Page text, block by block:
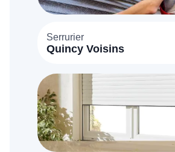
Serrurier
Quincy Voisins